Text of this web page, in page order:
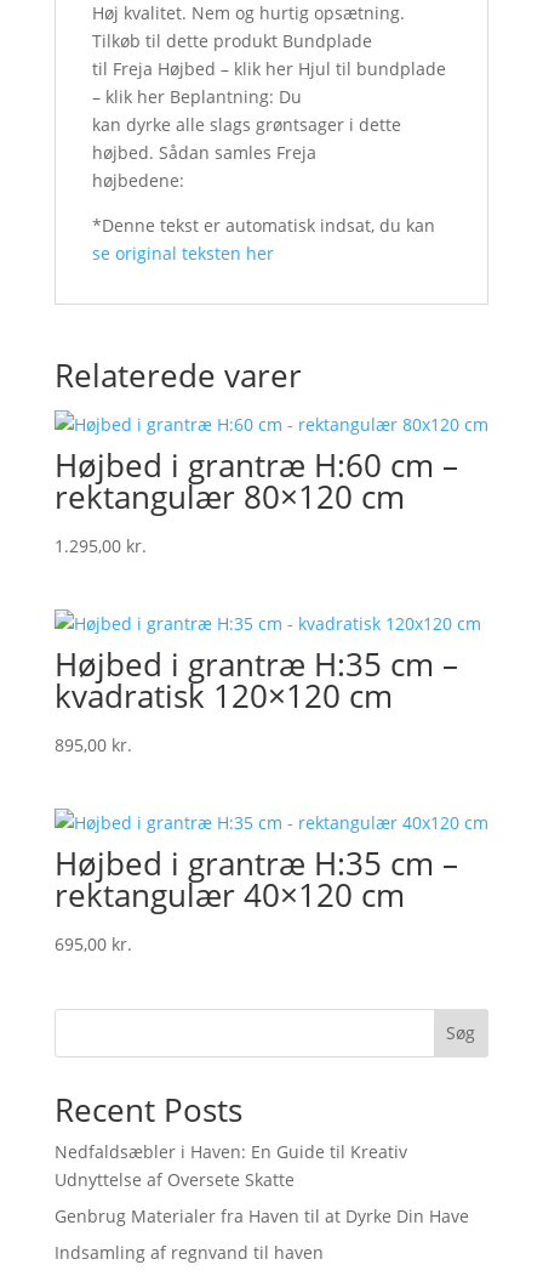
Høj kvalitet. Nem og hurtig opsætning.
Tilkøb til dette produkt Bundplade
til Freja Højbed – klik her Hjul til bundplade
– klik her Beplantning: Du
kan dyrke alle slags grøntsager i dette
højbed. Sådan samles Freja
højbedene:
*Denne tekst er automatisk indsat, du kan
se original teksten her
Relaterede varer
Højbed i grantræ H:60 cm –
rektangulær 80×120 cm
1.295,00 kr.
Højbed i grantræ H:35 cm –
kvadratisk 120×120 cm
895,00 kr.
Højbed i grantræ H:35 cm –
rektangulær 40×120 cm
695,00 kr.
Søg
Recent Posts
Nedfaldsæbler i Haven: En Guide til Kreativ
Udnyttelse af Oversete Skatte
Genbrug Materialer fra Haven til at Dyrke Din Have
Indsamling af regnvand til haven